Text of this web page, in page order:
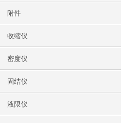
附件
收缩仪
密度仪
固结仪
液限仪